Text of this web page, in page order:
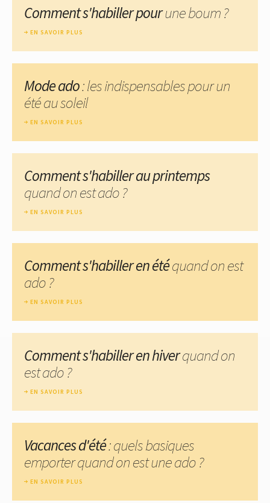
Comment s'habiller pourune boum ?
EN SAVOIR PLUS
Mode ado: les indispensables pour un
été au soleil
EN SAVOIR PLUS
Comment s'habiller au printemps
quand on est ado ?
EN SAVOIR PLUS
Comment s'habiller en étéquand on est
ado ?
EN SAVOIR PLUS
Comment s'habiller en hiverquand on
est ado ?
EN SAVOIR PLUS
Vacances d'été: quels basiques
emporter quand on est une ado ?
EN SAVOIR PLUS